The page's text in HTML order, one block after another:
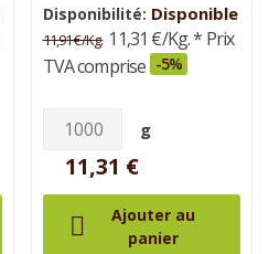
Disponibilité: Disponible
11,91 €/Kg. 11,31 €/Kg.* Prix
TVA comprise -5%
g
11,31 €

Ajouter au
panier